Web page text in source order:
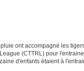
ont accompagné les
(CTTRL) pour
d'enfants étaient à